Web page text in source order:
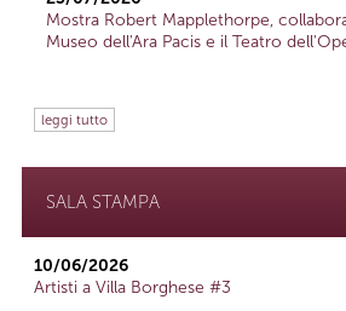
Mostra Robert Mapplethorpe,
Museo dell'Ara Pacis e il Teatro
leggi tutto
SALA STAMPA
10/06/2026
Artisti a Villa Borghese #3